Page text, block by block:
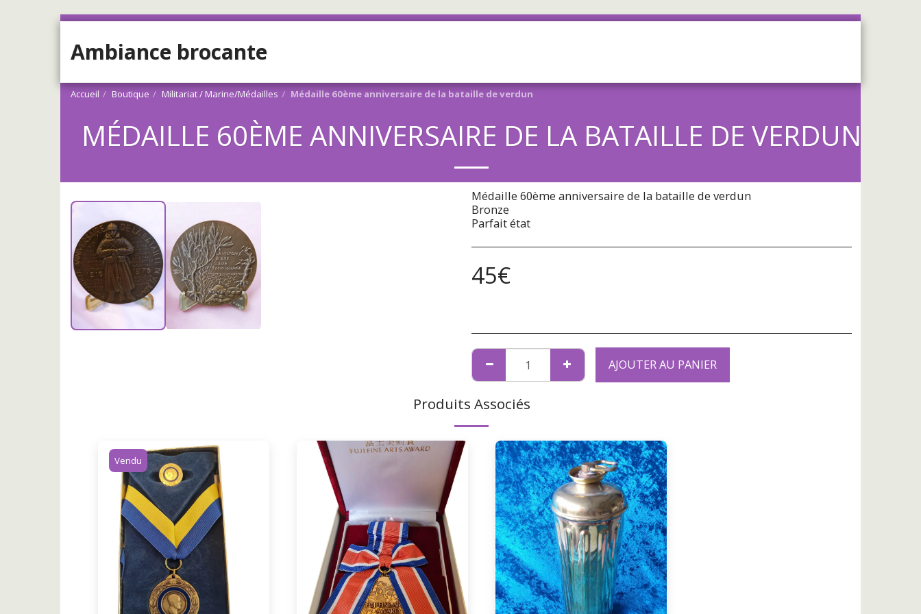
Ambiance brocante
Accueil Boutique Militariat / Marine/Médailles Médaille 60ème anniversaire de la bataille de verdun
MÉDAILLE 60ÈME ANNIVERSAIRE DE LA BATAILLE DE VERDUN
Médaille 60ème anniversaire de la bataille de verdun
Bronze
Parfait état
45€
AJOUTER AU PANIER
Produits Associés
Vendu